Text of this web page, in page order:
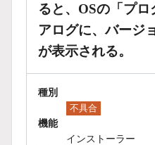
ると、OSの「プ
アログに、バージ
が表示される。
種別
不具合
機能
インストーラー